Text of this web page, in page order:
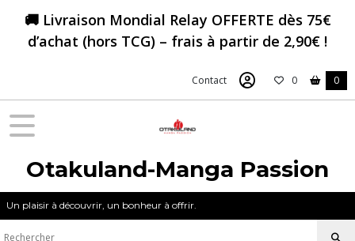
🚚 Livraison Mondial Relay OFFERTE dès 75€
d’achat (hors TCG) – frais à partir de 2,90€ !
Contact 0 0
Otakuland-Manga Passion
Un plaisir à découvrir, un bonheur à offrir.
Fermer
Tous
les
produits
Chapitre
-
Givresort